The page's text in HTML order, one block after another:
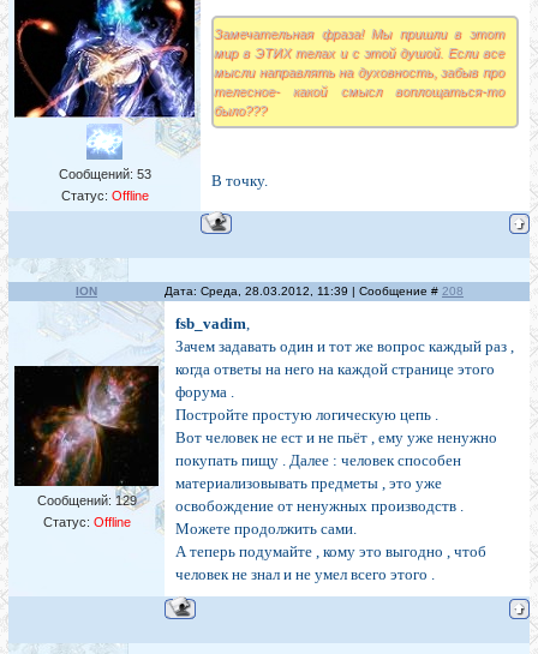
Сообщений: 53
Статус: Offline
Замечательная фраза! Мы пришли в этот
мир в ЭТИХ телах и с этой душой. Если все
мысли направлять на духовность, забыв про
телесное- какой смысл воплощаться-то
было???
В точку.
ION Дата: Среда, 28.03.2012, 11:39 | Сообщение # 208
Сообщений: 129
Статус: Offline
fsb_vadim,
Зачем задавать один и тот же вопрос каждый раз ,
когда ответы на него на каждой странице этого
форума .
Постройте простую логическую цепь .
Вот человек не ест и не пьёт , ему уже ненужно
покупать пищу . Далее : человек способен
материализовывать предметы , это уже
освобождение от ненужных производств .
Можете продолжить сами.
А теперь подумайте , кому это выгодно , чтоб
человек не знал и не умел всего этого .